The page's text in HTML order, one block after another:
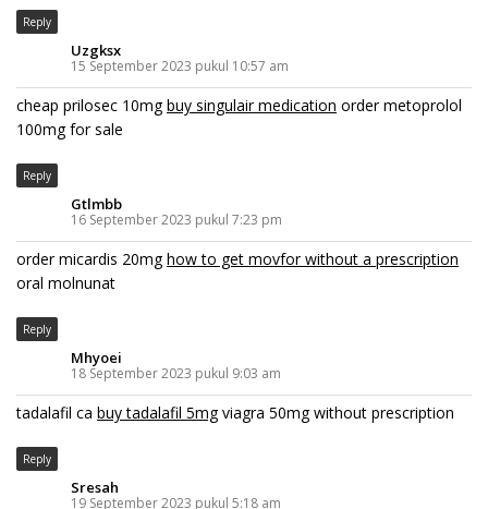
Reply
Uzgksx
15 September 2023 pukul 10:57 am
cheap prilosec 10mgbuy singulair medication order metoprolol
100mg for sale
Reply
Gtlmbb
16 September 2023 pukul 7:23 pm
order micardis 20mghow to get movfor without a prescription
oral molnunat
Reply
Mhyoei
18 September 2023 pukul 9:03 am
tadalafil ca buy tadalafil 5mgviagra 50mg without prescription
Reply
Sresah
19 September 2023 pukul 5:18 am